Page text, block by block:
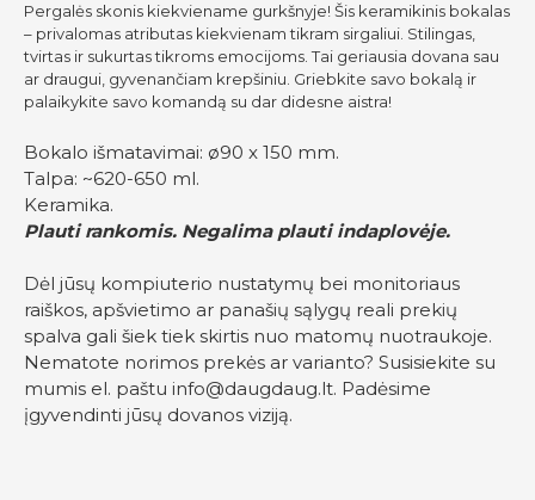
Pergalės skonis kiekviename gurkšnyje! Šis keramikinis bokalas
– privalomas atributas kiekvienam tikram sirgaliui. Stilingas,
tvirtas ir sukurtas tikroms emocijoms. Tai geriausia dovana sau
ar draugui, gyvenančiam krepšiniu. Griebkite savo bokalą ir
palaikykite savo komandą su dar didesne aistra!
Bokalo išmatavimai: ø90 x 150 mm.
Talpa: ~620-650 ml.
Keramika.
Plauti rankomis. Negalima plauti indaplovėje.
Dėl jūsų kompiuterio nustatymų bei monitoriaus
raiškos, apšvietimo ar panašių sąlygų reali prekių
spalva gali šiek tiek skirtis nuo matomų nuotraukoje.
Nematote norimos prekės ar varianto? Susisiekite su
mumis el. paštu info@daugdaug.lt. Padėsime
įgyvendinti jūsų dovanos viziją.